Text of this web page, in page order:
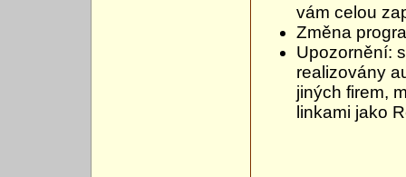
vám celou
Změna
Upozornění:
realizovány
jiných firem,
linkami jako